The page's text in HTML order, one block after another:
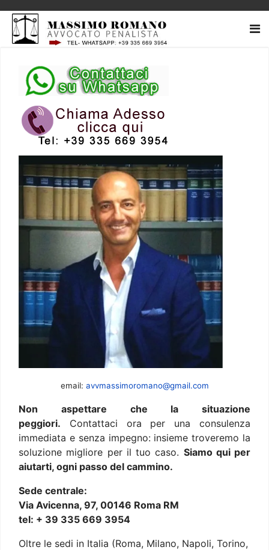
email: avvmassimoromano@gmail.com
Non aspettare che la situazione
peggiori. Contattaci ora per una consulenza
immediata e senza impegno: insieme troveremo la
soluzione migliore per il tuo caso. Siamo qui per
aiutarti, ogni passo del cammino.
Sede centrale:
Via Avicenna, 97, 00146 Roma RM
tel: + 39 335 669 3954
Oltre le sedi in Italia (Roma, Milano, Napoli, Torino,